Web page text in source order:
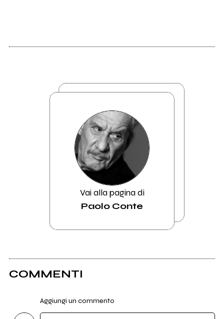
Vai alla pagina di
Paolo Conte
COMMENTI
Aggiungi un commento